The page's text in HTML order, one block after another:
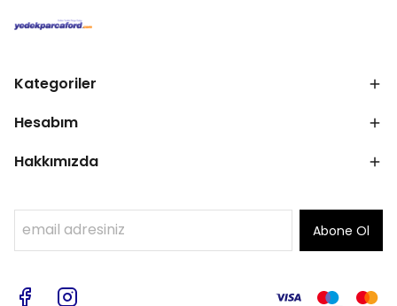
Kategoriler
Hesabım
Hakkımızda
Abone Ol